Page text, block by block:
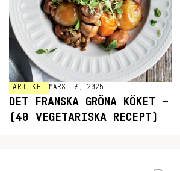
ARTIKEL MARS 17, 2025
DET FRANSKA GRÖNA KÖKET –
(40 VEGETARISKA RECEPT)